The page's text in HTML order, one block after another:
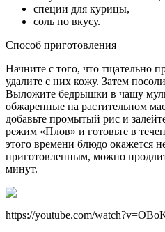
специи для курицы,
соль по вкусу.
Способ приготовления
Начните с того, что тщательно
удалите с них кожу. Затем
Выложите бедрышки в чашу
обжаренные на растительном
добавьте промытый рис и
режим «Плов» и готовьте в
этого времени блюдо окажется
приготовленным, можно
минут.
https://youtube.com/